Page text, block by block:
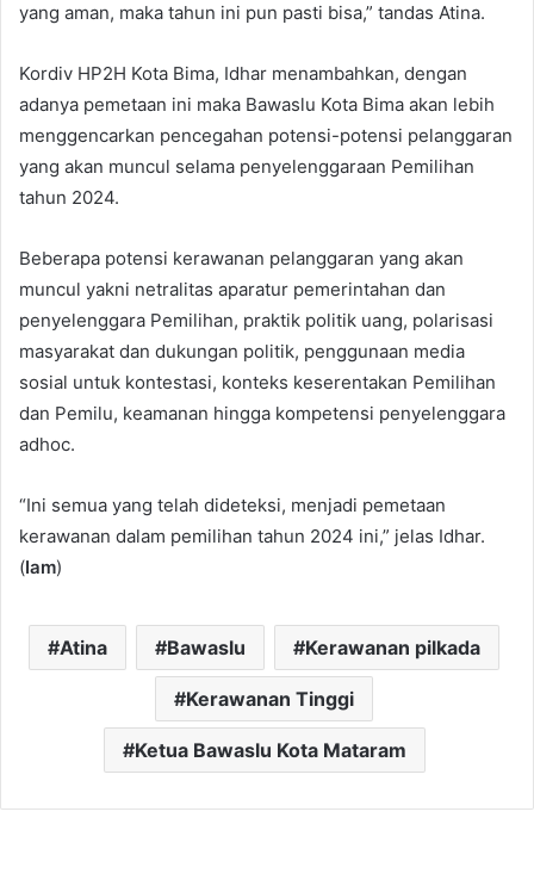
yang aman, maka tahun ini pun pasti bisa,” tandas Atina.
Kordiv HP2H Kota Bima, Idhar menambahkan, dengan
adanya pemetaan ini maka Bawaslu Kota Bima akan lebih
menggencarkan pencegahan potensi-potensi pelanggaran
yang akan muncul selama penyelenggaraan Pemilihan
tahun 2024.
Beberapa potensi kerawanan pelanggaran yang akan
muncul yakni netralitas aparatur pemerintahan dan
penyelenggara Pemilihan, praktik politik uang, polarisasi
masyarakat dan dukungan politik, penggunaan media
sosial untuk kontestasi, konteks keserentakan Pemilihan
dan Pemilu, keamanan hingga kompetensi penyelenggara
adhoc.
“Ini semua yang telah dideteksi, menjadi pemetaan
kerawanan dalam pemilihan tahun 2024 ini,” jelas Idhar.
(Iam)
Atina Bawaslu Kerawanan pilkada
Kerawanan Tinggi
Ketua Bawaslu Kota Mataram